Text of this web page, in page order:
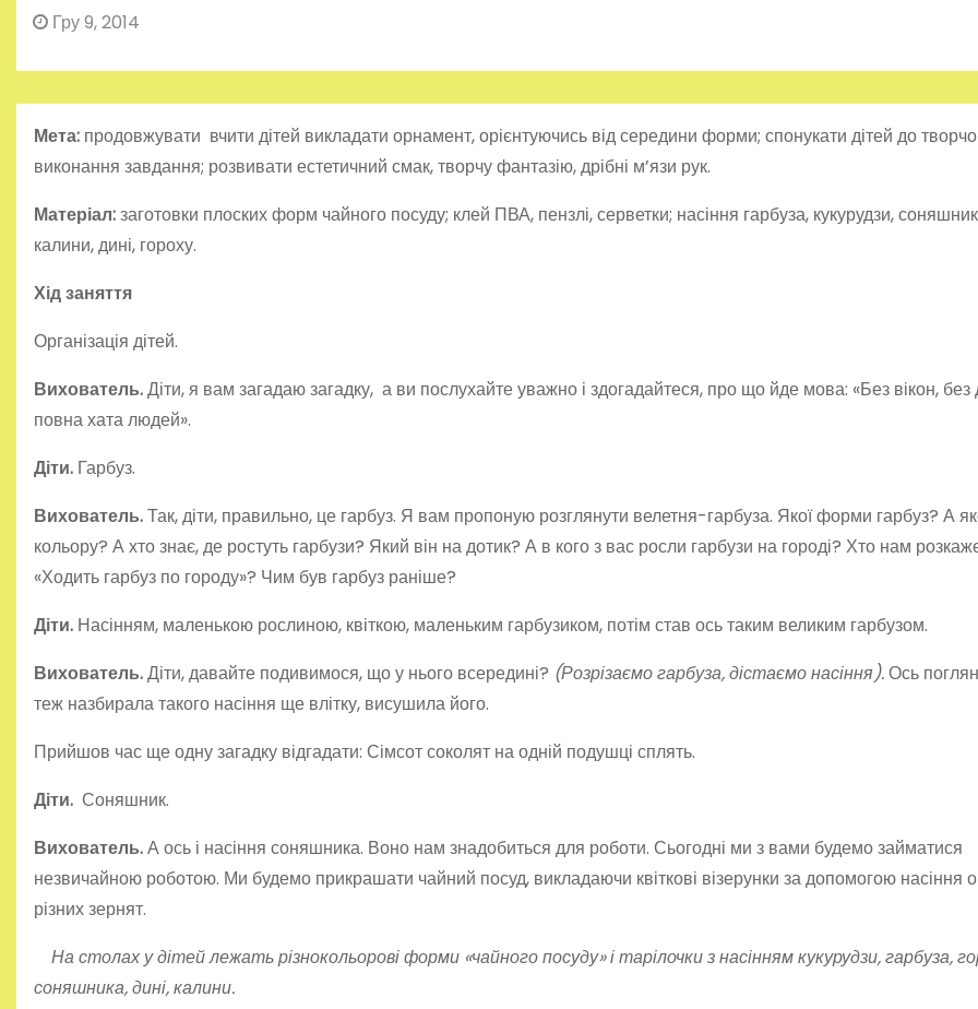
Гру 9, 2014
Мета: продовжувати вчити дітей викладати орнамент, орієнтуючись від середини форми; спонукати дітей до
виконання завдання; розвивати естетичний смак, творчу фантазію, дрібні м’язи рук.
Матеріал:заготовки плоских форм чайного посуду; клей ПВА, пензлі, серветки; насіння гарбуза, кукурудзи,
калини, дині, гороху.
Хід заняття
Організація дітей.
Вихователь.Діти, я вам загадаю загадку, а ви послухайте уважно і здогадайтеся, про що йде мова: «Без вікон, без
повна хата людей».
Діти. Гарбуз.
Вихователь.Так, діти, правильно, це гарбуз. Я вам пропоную розглянути велетня-гарбуза. Якої форми гарбуз? А
кольору? А хто знає, де ростуть гарбузи? Який він на дотик? А в кого з вас росли гарбузи на городі? Хто нам
«Ходить гарбуз по городу»? Чим був гарбуз раніше?
Діти. Насінням, маленькою рослиною, квіткою, маленьким гарбузиком, потім став ось таким великим гарбузом.
Вихователь.Діти, давайте подивимося, що у нього всередині? (Розрізаємо гарбуза, дістаємо насіння).Ось
теж назбирала такого насіння ще влітку, висушила його.
Прийшов час ще одну загадку відгадати: Сімсот соколят на одній подушці сплять.
Діти. Соняшник.
Вихователь.А ось і насіння соняшника. Воно нам знадобиться для роботи. Сьогодні ми з вами будемо займатися
незвичайною роботою. Ми будемо прикрашати чайний посуд, викладаючи квіткові візерунки за допомогою насіння
різних зернят.
На столах у дітей лежать різнокольорові форми «чайного посуду» і тарілочки з насінням кукурудзи, гарбуза,
соняшника, дині, калини.